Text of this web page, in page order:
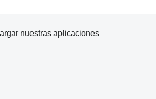
nuestras aplicaciones